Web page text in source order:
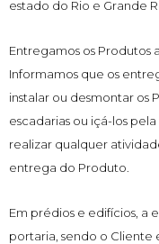
estado do Rio e Grande
Entregamos os Produtos
Informamos que os
instalar ou desmontar os
escadarias ou içá-los
realizar qualquer
entrega do Produto.
Em prédios e edifícios, a
portaria, sendo o Cliente